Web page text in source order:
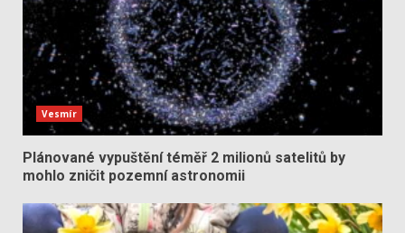
Vesmír
Plánované vypuštění téměř 2 milionů satelitů by
mohlo zničit pozemní astronomii